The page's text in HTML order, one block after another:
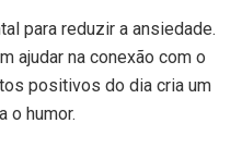
para reduzir a ansiedade.
ajudar na conexão com o
positivos do dia cria um
o humor.